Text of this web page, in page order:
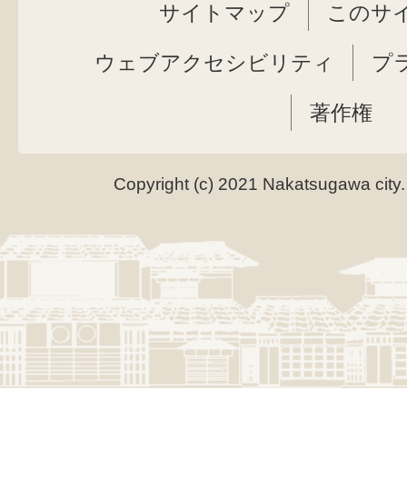
サイトマップ このサ
ウェブアクセシビリティ プ
著作権
Copyright (c) 2021 Nakatsugawa